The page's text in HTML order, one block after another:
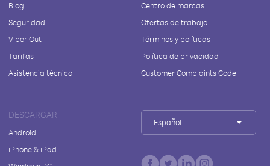
Blog
Seguridad
Viber Out
Tarifas
Asistencia técnica
Centro de marcas
Ofertas de trabajo
Términos y políticas
Política de privacidad
Customer Complaints Code
DESCARGAR
Android
iPhone & iPad
Español